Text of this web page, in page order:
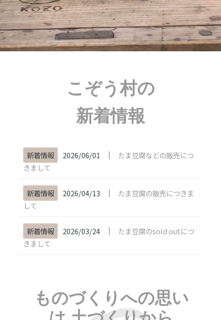
こぞう村の
新着情報
新着情報 2026/06/01 │
たま豆腐などの販売につ
きまして
新着情報 2026/04/13 │
たま豆腐の販売につきま
して
新着情報 2026/03/24 │
たま豆腐のsold outにつ
きまして
ものづくりへの思い